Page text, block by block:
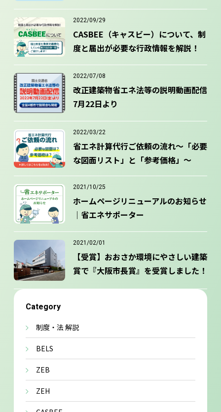
CASBEE（キャスビー）について、制
度と届出が必要な行政情報を解説！
2022/09/29
改正建築物省エネ法等の説明動画配信
7月22日より
2022/07/08
省エネ計算代行ご依頼の流れ～「必要
な図面リスト」と「参考価格」～
2022/03/22
ホームページリニューアルのお知らせ
｜省エネサポーター
2021/10/25
【受賞】おおさか環境にやさしい建築
賞で『⼤阪市⻑賞』を受賞しました！
2021/02/01
Category
制度・法 解説
BELS
ZEB
ZEH